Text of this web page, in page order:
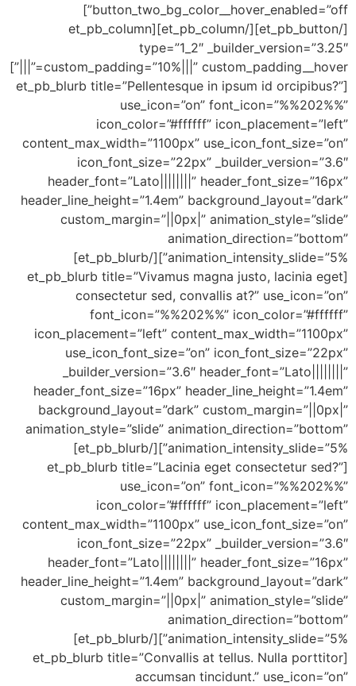
button_two_bg_color__hover_enabled=”off”]
[/et_pb_button][/et_pb_column][et_pb_column
type=”1_2″
custom_padding=”10%|||” custom_padding__hover=”|||”]
[et_pb_blurb title=”Pellentesque in ipsum id
use_icon=”on”
icon_color=”#ffffff”
content_max_width=”1100px”
icon_font_size=”22px”
header_font=”Lato||||||||”
header_line_height=”1.4em”
custom_margin=”||0px|”
animation_intensity_slide=”5%”][/et_pb_blurb]
[et_pb_blurb title=”Vivamus magna justo,
consectetur sed, convallis at?”
font_icon=”%%202%%”
icon_placement=”left”
use_icon_font_size=”on”
_builder_version=”3.6″
header_font_size=”16px”
background_layout=”dark”
animation_style=”slide”
animation_intensity_slide=”5%”][/et_pb_blurb]
[et_pb_blurb title=”Lacinia eget
use_icon=”on”
icon_color=”#ffffff”
content_max_width=”1100px”
icon_font_size=”22px”
header_font=”Lato||||||||”
header_line_height=”1.4em”
custom_margin=”||0px|”
animation_intensity_slide=”5%”][/et_pb_blurb]
[et_pb_blurb title=”Convallis at tellus.
accumsan tincidunt.”